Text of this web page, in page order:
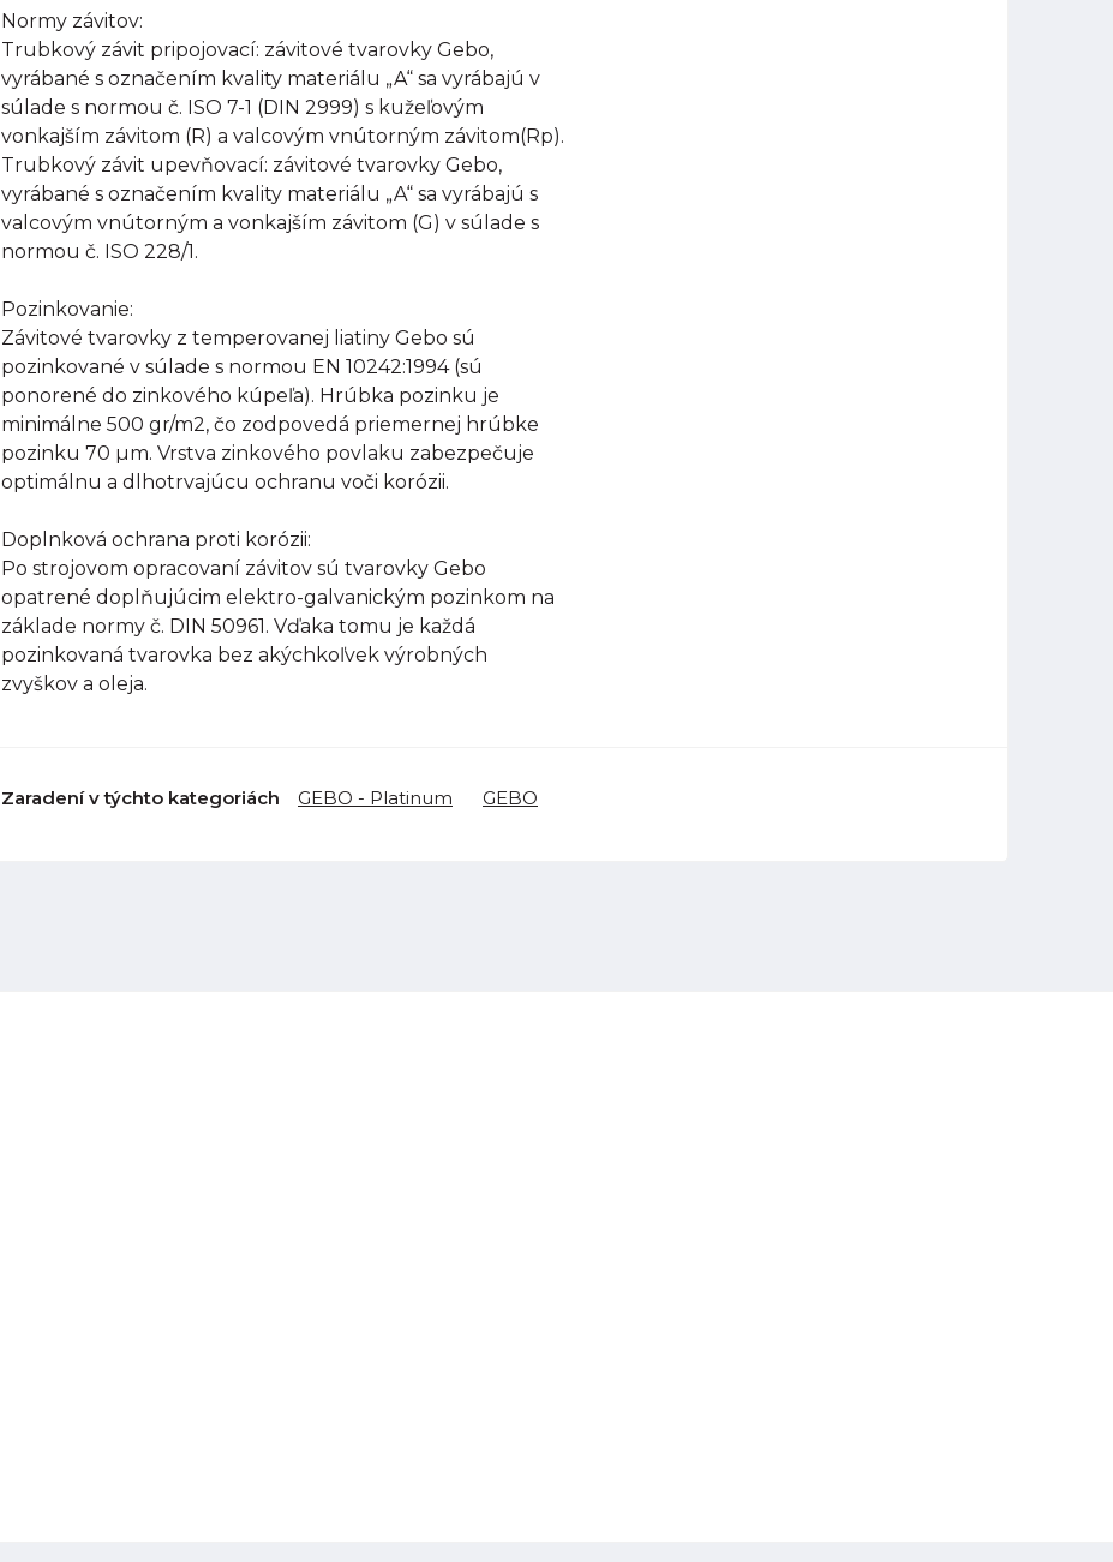
Normy závitov:
Trubkový závit pripojovací: závitové tvarovky Gebo,
vyrábané s označením kvality materiálu „A“ sa vyrábajú v
súlade s normou č. ISO 7-1 (DIN 2999) s kužeľovým
vonkajším závitom (R) a valcovým vnútorným závitom(Rp).
Trubkový závit upevňovací: závitové tvarovky Gebo,
vyrábané s označením kvality materiálu „A“ sa vyrábajú s
valcovým vnútorným a vonkajším závitom (G) v súlade s
normou č. ISO 228/1.
Pozinkovanie:
Závitové tvarovky z temperovanej liatiny Gebo sú
pozinkované v súlade s normou EN 10242:1994 (sú
ponorené do zinkového kúpeľa). Hrúbka pozinku je
minimálne 500 gr/m2, čo zodpovedá priemernej hrúbke
pozinku 70 µm. Vrstva zinkového povlaku zabezpečuje
optimálnu a dlhotrvajúcu ochranu voči korózii.
Doplnková ochrana proti korózii:
Po strojovom opracovaní závitov sú tvarovky Gebo
opatrené doplňujúcim elektro-galvanickým pozinkom na
základe normy č. DIN 50961. Vďaka tomu je každá
pozinkovaná tvarovka bez akýchkoľvek výrobných
zvyškov a oleja.
Zaradení v týchto kategoriách GEBO - Platinum GEBO